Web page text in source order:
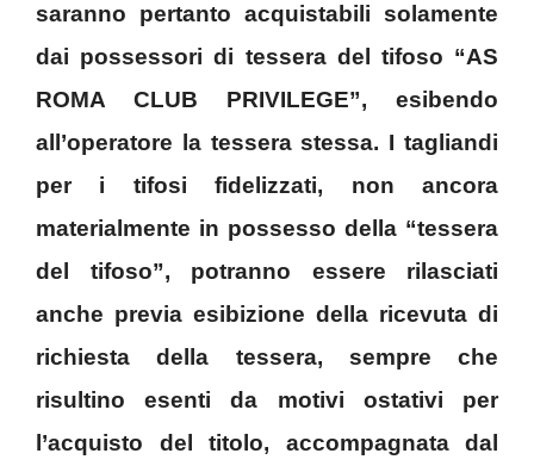
saranno pertanto acquistabili solamente
dai possessori di tessera del tifoso “AS
ROMA CLUB PRIVILEGE”, esibendo
all’operatore la tessera stessa. I tagliandi
per i tifosi fidelizzati, non ancora
materialmente in possesso della “tessera
del tifoso”, potranno essere rilasciati
anche previa esibizione della ricevuta di
richiesta della tessera, sempre che
risultino esenti da motivi ostativi per
l’acquisto del titolo, accompagnata dal